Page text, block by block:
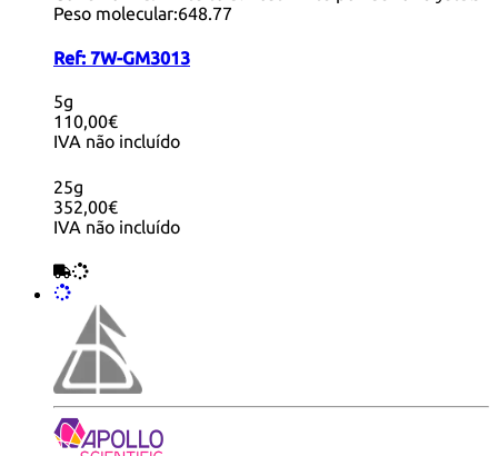
Peso molecular:648.77
Ref: 7W-GM3013
5g
110,00€
IVA não incluído
25g
352,00€
IVA não incluído